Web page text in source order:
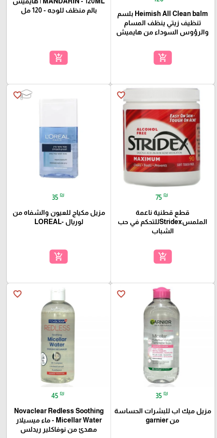
Heimish All Clean balm بلسم
تنظيف زيتي ينظف المسام
والرؤوس السوداء من هايميش
add_shopping_cart
بالم منظف للوجه - 120 مل
add_shopping_cart
favorite_border
75 ₪
قطع قطنية ناعمة
الملمسStridexللتحكم في حب
الشباب
add_shopping_cart
favorite_border
35 ₪
مزيل مكياج للعيون والشفاه من
لوريال -LOREAL
add_shopping_cart
favorite_border
35 ₪
مزيل ميك اب للبشرات الحساسة
من garnier
favorite_border
45 ₪
Novaclear Redless Soothing
Micellar Water - ماء ميسيلار
مهدئ من نوفاكلير ريدلس